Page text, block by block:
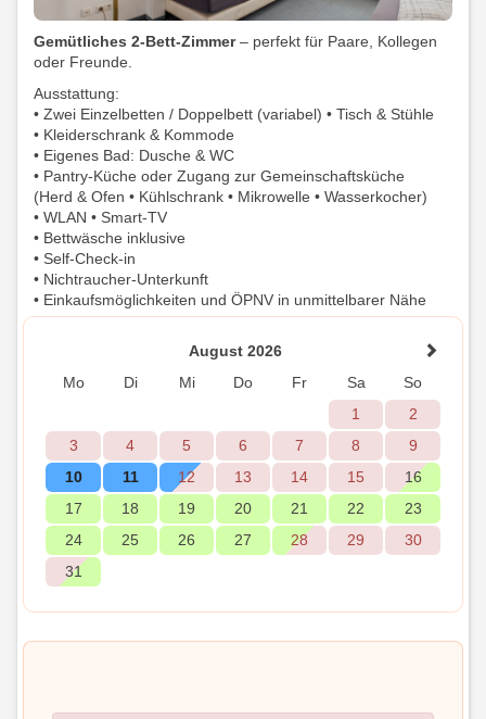
Gemütliches 2-Bett-Zimmer– perfekt für Paare, Kollegen
oder Freunde.
Ausstattung:
• Zwei Einzelbetten / Doppelbett (variabel) • Tisch & Stühle
• Kleiderschrank & Kommode
• Eigenes Bad: Dusche & WC
• Pantry-Küche oder Zugang zur Gemeinschaftsküche
(Herd & Ofen • Kühlschrank • Mikrowelle • Wasserkocher)
• WLAN • Smart-TV
• Bettwäsche inklusive
• Self-Check-in
• Nichtraucher-Unterkunft
• Einkaufsmöglichkeiten und ÖPNV in unmittelbarer Nähe
August 2026
Mo
Di Mi Do Fr Sa
So
1
2
3
4 5 6 7 8
9
10
11 12 13 14 15
16
17
18 19 20 21 22
23
24
25 26 27 28 29
30
31